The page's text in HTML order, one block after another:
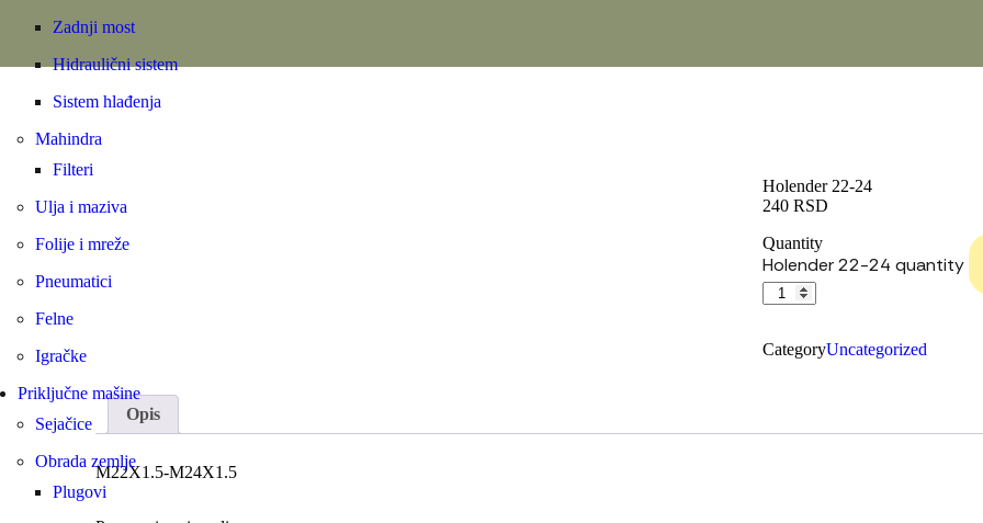
Zadnji most
Hidraulični sistem
Sistem hlađenja
Mahindra
Filteri
Ulja i maziva
Folije i mreže
Pneumatici
Felne
Igračke
Priključne mašine
Sejačice
Obrada zemlje
Plugovi
Holender 22-24
240RSD
Quantity
Holender 22-24 quantity
CategoryUncategorized
Opis
M22X1.5-M24X1.5